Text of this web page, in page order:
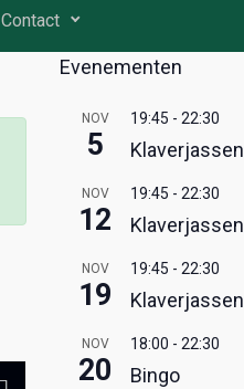
Contact
Evenementen
NOV
5
19:45 - 22:30
Klaverjassen
NOV
12
19:45 - 22:30
Klaverjassen
NOV
19
19:45 - 22:30
Klaverjassen
NOV
20
18:00 - 22:30
Bingo